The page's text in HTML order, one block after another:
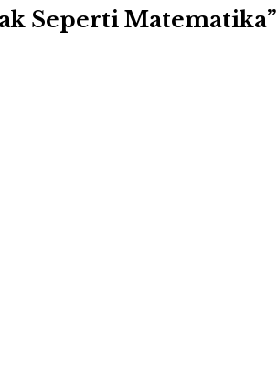
Seperti Matematika”